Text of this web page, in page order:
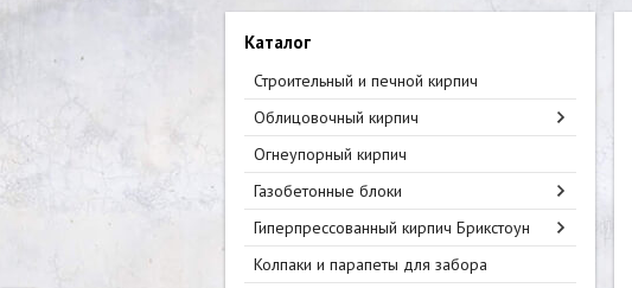
Каталог
Строительный и печной кирпич
Облицовочный кирпич
Огнеупорный кирпич
Газобетонные блоки
Гиперпрессованный кирпич Брикстоун
Колпаки и парапеты для забора